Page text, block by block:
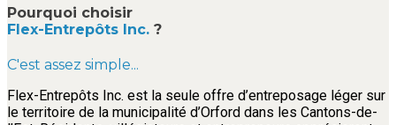
Pourquoi choisir
Flex-Entrepôts Inc. ?
C'est assez simple...
Flex-Entrepôts Inc. est la seule offre d’entreposage léger sur
le territoire de la municipalité d’Orford dans les Cantons-de-